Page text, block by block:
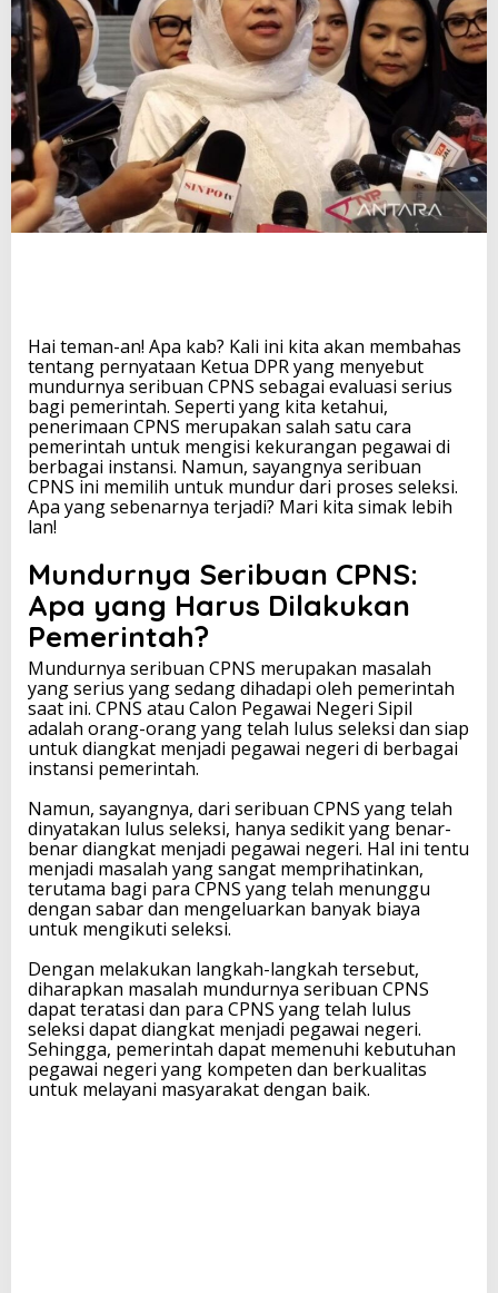
u
n
d
u
r
n
y
a
S
e
r
i
P
N
S
H
a
r
u
s
J
i
E
v
a
u
a
s
i
S
e
i
u
s
u
n
t
u
P
e
m
e
r
i
n
Hai teman-an! Apa kab? Kali ini kita akan membahas
tentang pernyataan Ketua DPR yang menyebut
mundurnya seribuan CPNS sebagai evaluasi serius
bagi pemerintah. Seperti yang kita ketahui,
penerimaan CPNS merupakan salah satu cara
pemerintah untuk mengisi kekurangan pegawai di
berbagai instansi. Namun, sayangnya seribuan
CPNS ini memilih untuk mundur dari proses seleksi.
Apa yang sebenarnya terjadi? Mari kita simak lebih
lan!
Mundurnya Seribuan CPNS:
Apa yang Harus Dilakukan
Pemerintah?
Mundurnya seribuan CPNS merupakan masalah
yang serius yang sedang dihadapi oleh pemerintah
saat ini. CPNS atau Calon Pegawai Negeri Sipil
adalah orang-orang yang telah lulus seleksi dan siap
untuk diangkat menjadi pegawai negeri di berbagai
instansi pemerintah.
Namun, sayangnya, dari seribuan CPNS yang telah
dinyatakan lulus seleksi, hanya sedikit yang benar-
benar diangkat menjadi pegawai negeri. Hal ini tentu
menjadi masalah yang sangat memprihatinkan,
terutama bagi para CPNS yang telah menunggu
dengan sabar dan mengeluarkan banyak biaya
untuk mengikuti seleksi.
Dengan melakukan langkah-langkah tersebut,
diharapkan masalah mundurnya seribuan CPNS
dapat teratasi dan para CPNS yang telah lulus
seleksi dapat diangkat menjadi pegawai negeri.
Sehingga, pemerintah dapat memenuhi kebutuhan
pegawai negeri yang kompeten dan berkualitas
untuk melayani masyarakat dengan baik.